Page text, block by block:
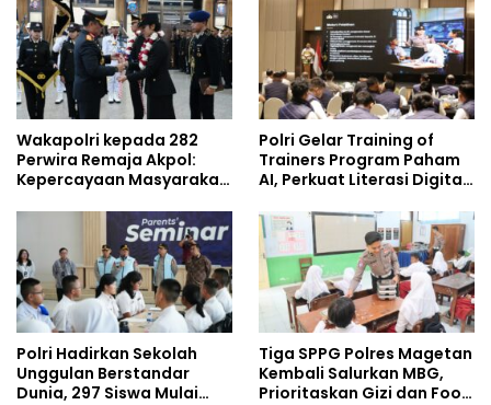
Umrah
Policing Masuki Babak
Wakapolri kepada 282
Perwira Remaja Akpol:
Kepercayaan Masyarakat
Polri Gelar Training of
Trainers Program Paham
AI, Perkuat Literasi Digital
Polri Hadirkan Sekolah
Unggulan Berstandar
Dunia, 297 Siswa Mulai
Tiga SPPG Polres Magetan
Kembali Salurkan MBG,
Prioritaskan Gizi dan Food